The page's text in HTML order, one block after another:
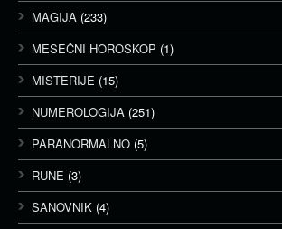
MAGIJA (233)
MESEČNI HOROSKOP (1)
MISTERIJE (15)
NUMEROLOGIJA (251)
PARANORMALNO (5)
RUNE (3)
SANOVNIK (4)